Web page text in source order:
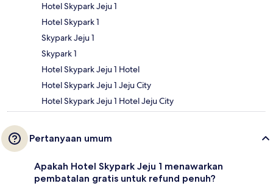
Hotel Skypark Jeju 1
Hotel Skypark 1
Skypark Jeju 1
Skypark 1
Hotel Skypark Jeju 1 Hotel
Hotel Skypark Jeju 1 Jeju City
Hotel Skypark Jeju 1 Hotel Jeju City
Pertanyaan umum
Apakah Hotel Skypark Jeju 1 menawarkan
pembatalan gratis untuk refund penuh?